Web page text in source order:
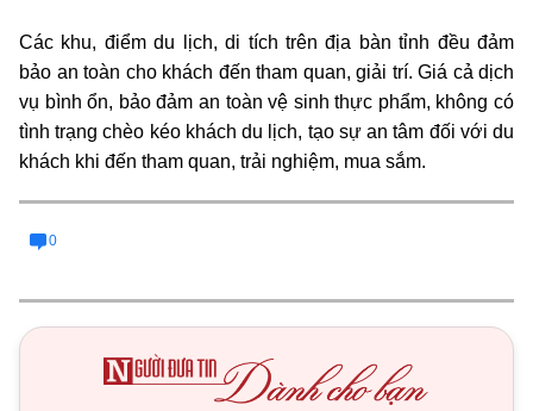
Các khu, điểm du lịch, di tích trên địa bàn tỉnh đều đảm
bảo an toàn cho khách đến tham quan, giải trí. Giá cả dịch
vụ bình ổn, bảo đảm an toàn vệ sinh thực phẩm, không có
tình trạng chèo kéo khách du lịch, tạo sự an tâm đối với du
khách khi đến tham quan, trải nghiệm, mua sắm.
0